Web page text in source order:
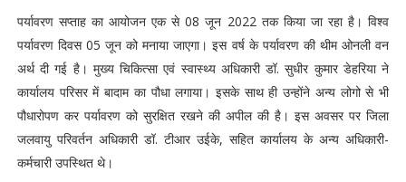
पर्यावरण सप्ताह का आयोजन एक से 08 जून 2022 तक किया जा रहा है। विश्व
पर्यावरण दिवस 05 जून को मनाया जाएगा। इस वर्ष के पर्यावरण की थीम ओनली वन
अर्थ दी गई है। मुख्य चिकित्सा एवं स्वास्थ्य अधिकारी डॉ. सुधीर कुमार डेहरिया ने
कार्यालय परिसर में बादाम का पौधा लगाया। इसके साथ ही उन्होंने अन्य लोगो से भी
पौधारोपण कर पर्यावरण को सुरक्षित रखने की अपील की है। इस अवसर पर जिला
जलवायु परिवर्तन अधिकारी डॉ. टीआर उईके, सहित कार्यालय के अन्य अधिकारी-
कर्मचारी उपस्थित थे।